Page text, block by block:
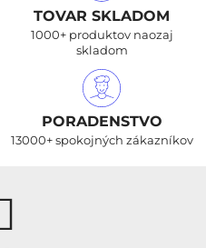
TOVAR SKLADOM
1000+ produktov naozaj
skladom
PORADENSTVO
13000+ spokojných zákazníkov